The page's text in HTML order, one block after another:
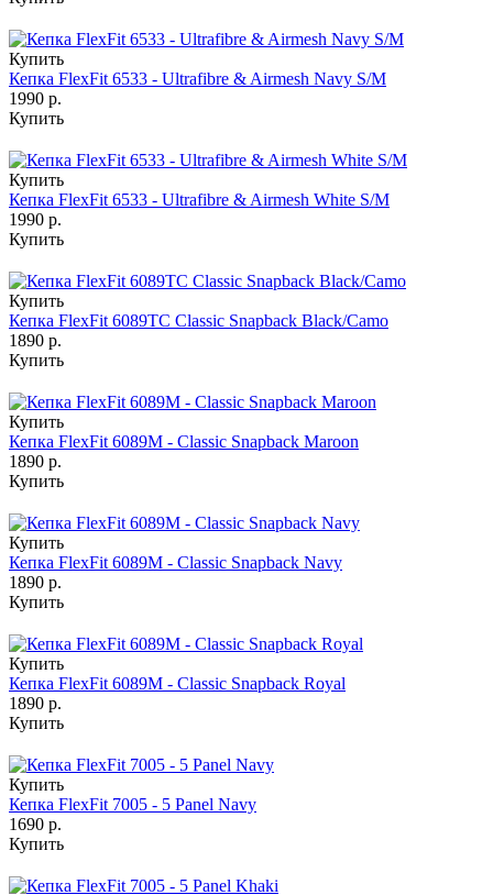
Купить
Кепка FlexFit 6533 - Ultrafibre & Airmesh Navy S/M
1990 р.
Купить
Купить
Кепка FlexFit 6533 - Ultrafibre & Airmesh White S/M
1990 р.
Купить
Купить
Кепка FlexFit 6089TC Classic Snapback Black/Camo
1890 р.
Купить
Купить
Кепка FlexFit 6089M - Classic Snapback Maroon
1890 р.
Купить
Купить
Кепка FlexFit 6089M - Classic Snapback Navy
1890 р.
Купить
Купить
Кепка FlexFit 6089M - Classic Snapback Royal
1890 р.
Купить
Купить
Кепка FlexFit 7005 - 5 Panel Navy
1690 р.
Купить